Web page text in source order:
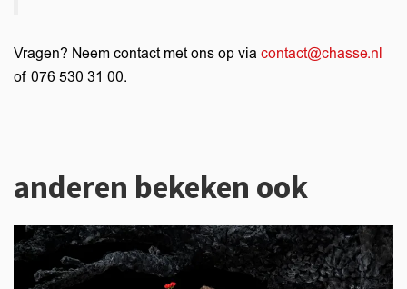
Vragen? Neem contact met ons op via contact@chasse.nl
of 076 530 31 00.
anderen bekeken ook